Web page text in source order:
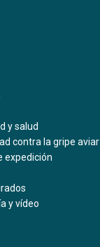
y salud
contra la gripe aviar
expedición
y vídeo